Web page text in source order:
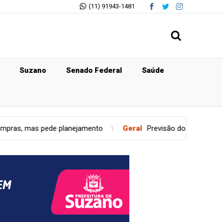
(11) 91943-1481
Suzano Senado Federal Saúde
Geral Previsão do tempo para sexta-feira (07),